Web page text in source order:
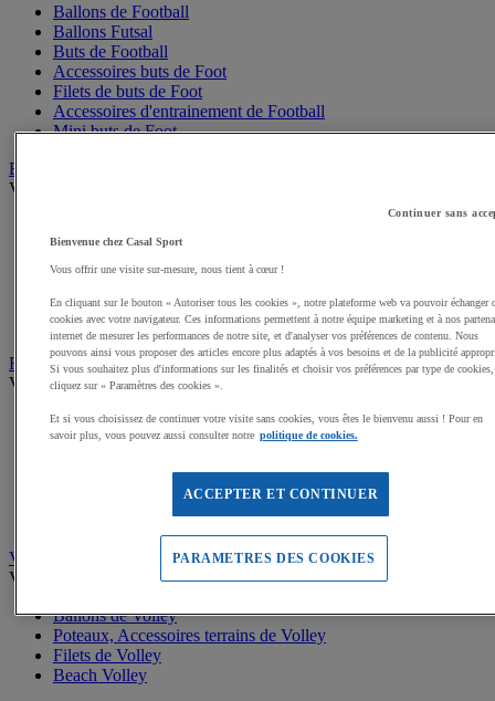
Ballons de Football
Ballons Futsal
Buts de Football
Accessoires buts de Foot
Filets de buts de Foot
Accessoires d'entrainement de Football
Mini buts de Foot
Basketball
Voir tous les produits
Accessoires entrainement de Basket
Filets, cercles de Basket pour paniers
Accessoires terrain de Basket
Paniers de Basket, buts de Basket
Handball
Voir tous les produits
Ballons de Handball
Buts de Handball
Accessoires buts de Hand
Volleyball
Voir tous les produits
Ballons de Volley
Poteaux, Accessoires terrains de Volley
Filets de Volley
Beach Volley
Continuer sans
Bienvenue chez Casal Sport
Vous offrir une visite sur-mesure, nous tient à cœur !
En cliquant sur le bouton « Autoriser tous les cookies », notre plateforme web va pouvoir échanger
cookies avec votre navigateur. Ces informations permettent à notre équipe marketing et à nos
internet de mesurer les performances de notre site, et d'analyser vos préférences de contenu. Nous
pouvons ainsi vous proposer des articles encore plus adaptés à vos besoins et de la publicité
Si vous souhaitez plus d'informations sur les finalités et choisir vos préférences par type de cookies,
cliquez sur « Paramètres des cookies ».
Et si vous choisissez de continuer votre visite sans cookies, vous êtes le bienvenu aussi ! Pour en
savoir plus, vous pouvez aussi consulter notre politique de cookies.
ACCEPTER ET CONTINUER
PARAMETRES DES COOKIES